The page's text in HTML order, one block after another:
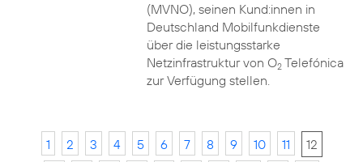
(MVNO), seinen Kund:innen in
Deutschland Mobilfunkdienste
über die leistungsstarke
Netzinfrastruktur von O2Telefónica
zur Verfügung stellen.
1 2 3 4 5 6 7 8 9 10 11
12